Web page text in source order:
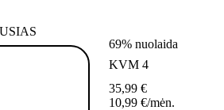
69% nuolaida
KVM 4
35,99 €
10,99 €/mėn.